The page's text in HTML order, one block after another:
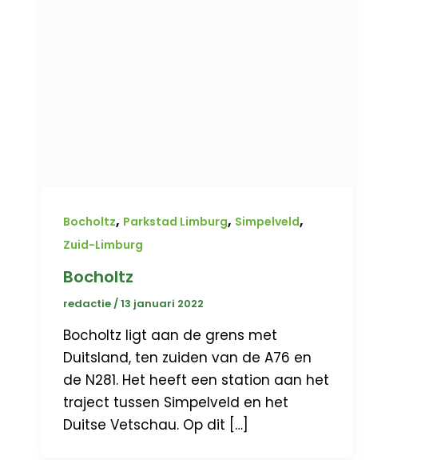
Bocholtz, Parkstad Limburg, Simpelveld,
Zuid-Limburg
Bocholtz
redactie/13 januari 2022
Bocholtz ligt aan de grens met
Duitsland, ten zuiden van de A76 en
de N281. Het heeft een station aan het
traject tussen Simpelveld en het
Duitse Vetschau. Op dit […]